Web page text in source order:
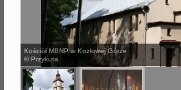
Kościół MBNP w Kozłowej Górze
© Przykuta